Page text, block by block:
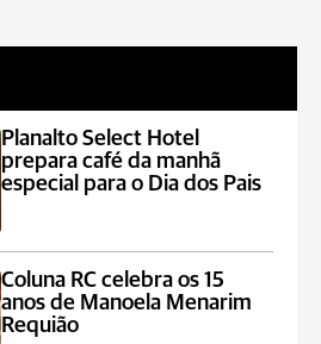
Planalto Select Hotel
prepara café da manhã
especial para o Dia dos Pais
Coluna RC celebra os 15
anos de Manoela Menarim
Requião